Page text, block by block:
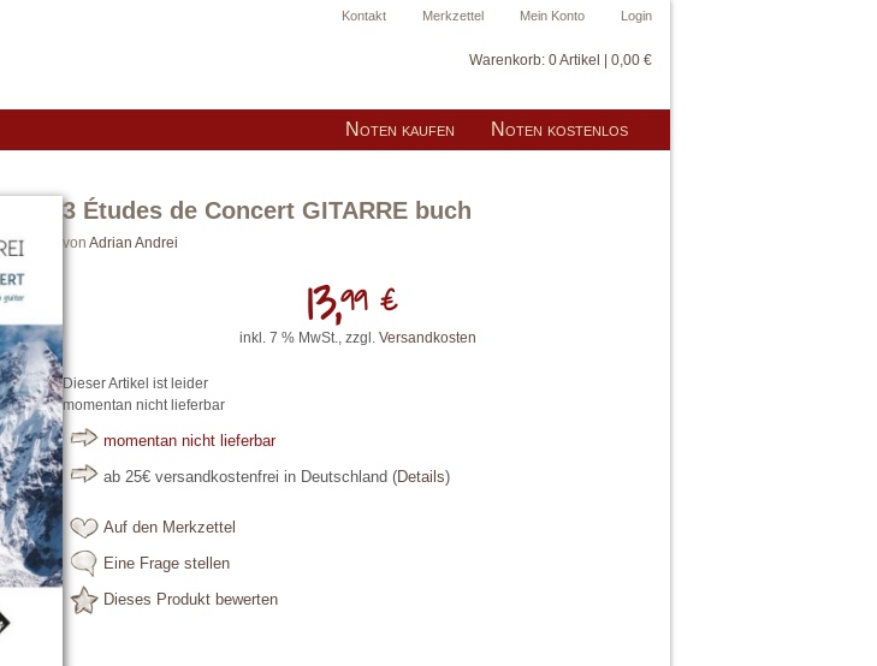
Login
Mein Konto
Merkzettel
Kontakt
Warenkorb: 0 Artikel | 0,00 €
Noten kaufen Noten kostenlos
3 Études de Concert GITARRE buch
von Adrian Andrei
13,99 €
inkl. 7 % MwSt., zzgl. Versandkosten
Dieser Artikel ist leider
momentan nicht lieferbar
momentan nicht lieferbar
ab 25€ versandkostenfrei in Deutschland (Details)
Auf den Merkzettel
Eine Frage stellen
Dieses Produkt bewerten